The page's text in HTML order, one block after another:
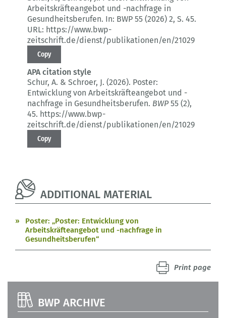
Arbeitskräfteangebot und -nachfrage in
Gesundheitsberufen. In: BWP 55 (2026) 2, S. 45.
URL: https://www.bwp-
zeitschrift.de/dienst/publikationen/en/21029
Copy
APA citation style
Schur, A. & Schroer, J. (2026). Poster:
Entwicklung von Arbeitskräfteangebot und -
nachfrage in Gesundheitsberufen. BWP55 (2),
45. https://www.bwp-
zeitschrift.de/dienst/publikationen/en/21029
Copy
ADDITIONAL MATERIAL
Poster: „Poster: Entwicklung von
Arbeitskräfteangebot und -nachfrage in
Gesundheitsberufen“
Print page
BWP ARCHIVE